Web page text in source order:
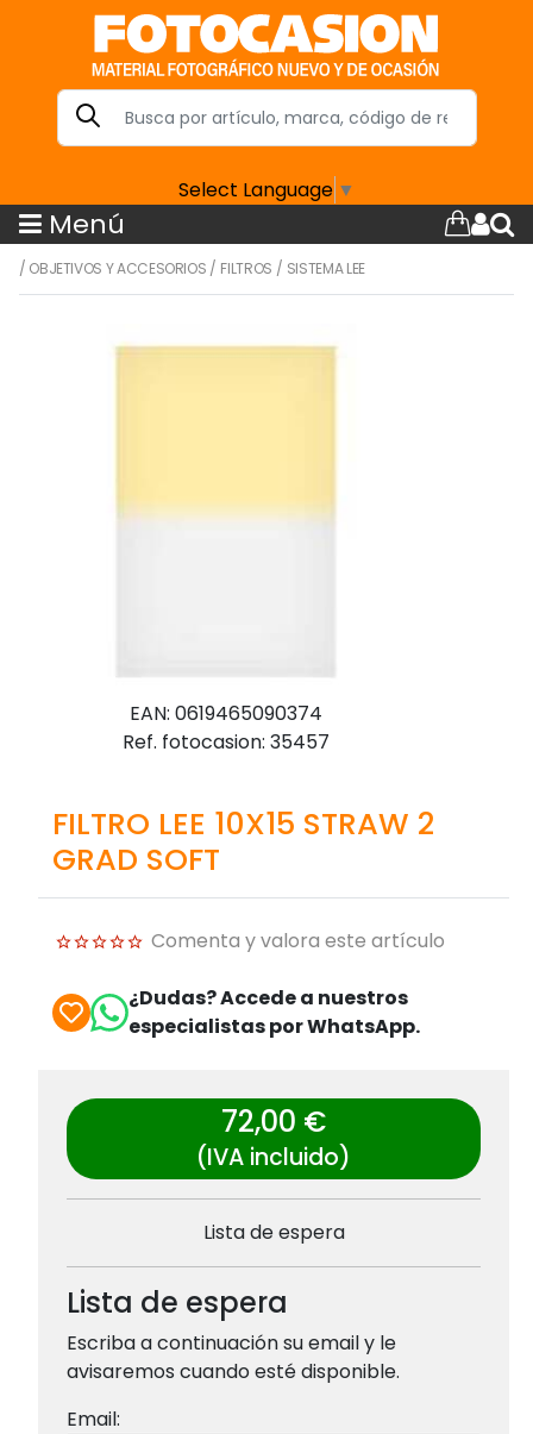
Select Language ▼
Menú
/ OBJETIVOS Y ACCESORIOS / FILTROS / SISTEMA LEE
EAN: 0619465090374
Ref. fotocasion: 35457
FILTRO LEE 10X15 STRAW 2
GRAD SOFT
Comenta y valora este artículo
¿Dudas? Accede a nuestros
especialistas por WhatsApp.
72,00 €
(IVA incluido)
Lista de espera
Lista de espera
Escriba a continuación su email y le
avisaremos cuando esté disponible.
Email: